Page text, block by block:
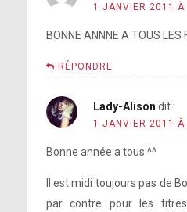
1 JANVIER 2011 À
BONNE ANNNE A TOUS LES
RÉPONDRE
Lady-Alison dit :
1 JANVIER 2011 À
Bonne année a tous ^^
Il est midi toujours pas de
par contre pour les